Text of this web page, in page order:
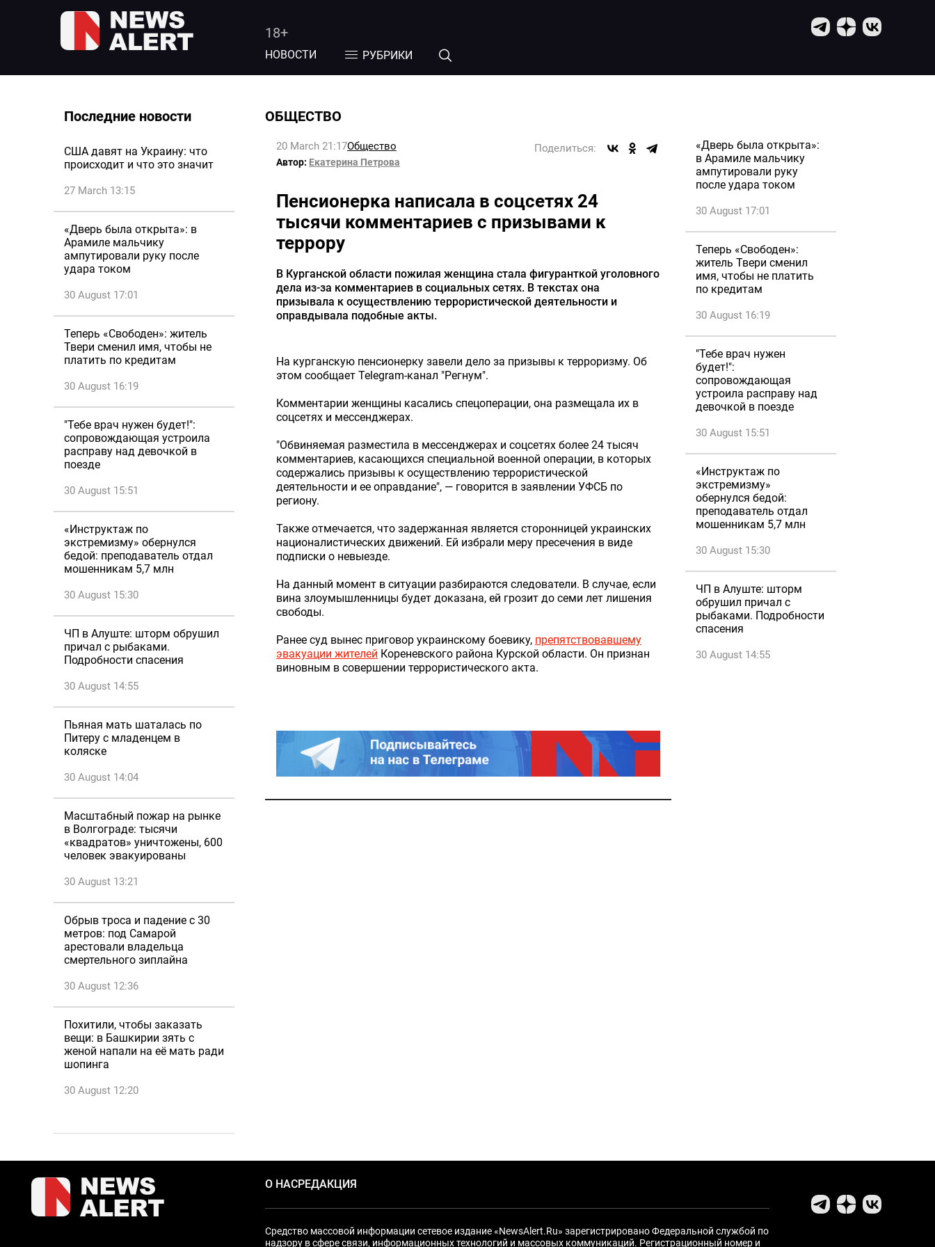
18+
НОВОСТИ РУБРИКИ
Последние новости
США давят на Украину: что
происходит и что это значит
27 March 13:15
«Дверь была открыта»: в
Арамиле мальчику
ампутировали руку после
удара током
30 August 17:01
Теперь «Свободен»: житель
Твери сменил имя, чтобы не
платить по кредитам
30 August 16:19
"Тебе врач нужен будет!":
сопровождающая устроила
расправу над девочкой в
поезде
30 August 15:51
«Инструктаж по
экстремизму» обернулся
бедой: преподаватель отдал
мошенникам 5,7 млн
30 August 15:30
ЧП в Алуште: шторм обрушил
причал с рыбаками.
Подробности спасения
30 August 14:55
Пьяная мать шаталась по
Питеру с младенцем в
коляске
30 August 14:04
Масштабный пожар на рынке
в Волгограде: тысячи
«квадратов» уничтожены, 600
человек эвакуированы
30 August 13:21
Обрыв троса и падение с 30
метров: под Самарой
арестовали владельца
смертельного зиплайна
30 August 12:36
Похитили, чтобы заказать
вещи: в Башкирии зять с
женой напали на её мать ради
шопинга
30 August 12:20
ОБЩЕСТВО
20 March 21:17Общество Поделиться:
Автор: Екатерина Петрова
Пенсионерка написала в соцсетях 24
тысячи комментариев с призывами к
террору
В Курганской области пожилая женщина стала фигуранткой уголовного
дела из-за комментариев в социальных сетях. В текстах она
призывала к осуществлению террористической деятельности и
оправдывала подобные акты.
На курганскую пенсионерку завели дело за призывы к терроризму. Об
этом сообщает Telegram-канал "Регнум".
Комментарии женщины касались спецоперации, она размещала их в
соцсетях и мессенджерах.
"Обвиняемая разместила в мессенджерах и соцсетях более 24 тысяч
комментариев, касающихся специальной военной операции, в которых
содержались призывы к осуществлению террористической
деятельности и ее оправдание", — говорится в заявлении УФСБ по
региону.
Также отмечается, что задержанная является сторонницей украинских
националистических движений. Ей избрали меру пресечения в виде
подписки о невыезде.
На данный момент в ситуации разбираются следователи. В случае, если
вина злоумышленницы будет доказана, ей грозит до семи лет лишения
свободы.
Ранее суд вынес приговор украинскому боевику, препятствовавшему
эвакуации жителей Кореневского района Курской области. Он признан
виновным в совершении террористического акта.
«Дверь была открыта»:
в Арамиле мальчику
ампутировали руку
после удара током
30 August 17:01
Теперь «Свободен»:
житель Твери сменил
имя, чтобы не платить
по кредитам
30 August 16:19
"Тебе врач нужен
будет!":
сопровождающая
устроила расправу над
девочкой в поезде
30 August 15:51
«Инструктаж по
экстремизму»
обернулся бедой:
преподаватель отдал
мошенникам 5,7 млн
30 August 15:30
ЧП в Алуште: шторм
обрушил причал с
рыбаками. Подробности
спасения
30 August 14:55
О НАСРЕДАКЦИЯ
Средство массовой информации сетевое издание «NewsAlert.Ru» зарегистрировано Федеральной службой по
надзору в сфере связи, информационных технологий и массовых коммуникаций. Регистрационный номер и